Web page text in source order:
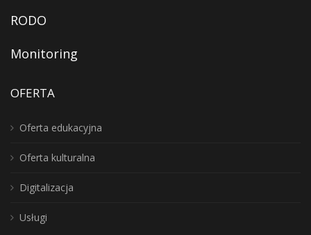
RODO
Monitoring
OFERTA
Oferta edukacyjna
Oferta kulturalna
Digitalizacja
Usługi